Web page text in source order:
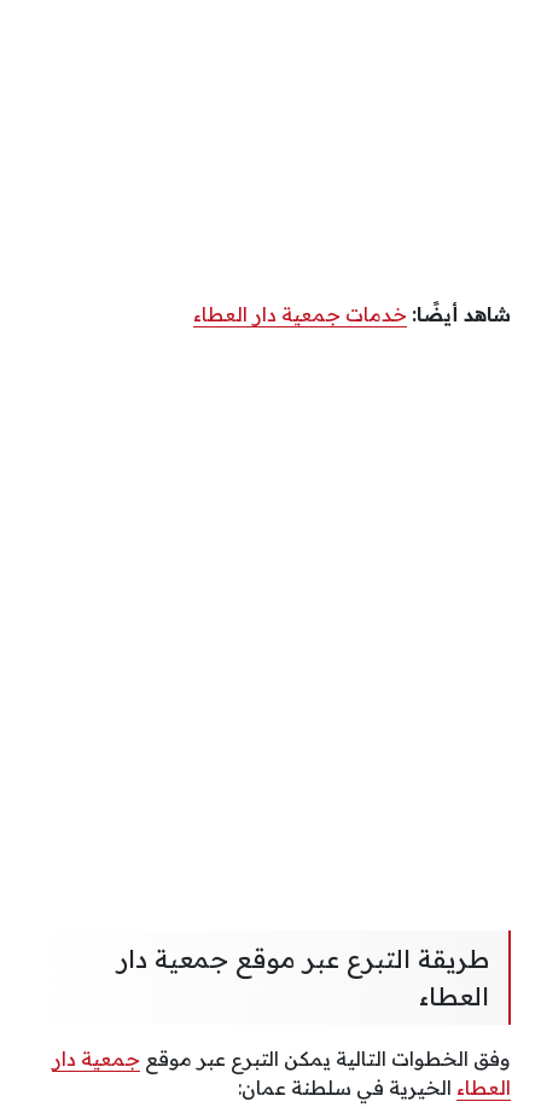
شاهد أيضًا: خدمات جمعية دار العطاء
طريقة التبرع عبر موقع جمعية دار
العطاء
وفق الخطوات التالية يمكن التبرع عبر موقع جمعية دار
العطاء الخيرية في سلطنة عمان: